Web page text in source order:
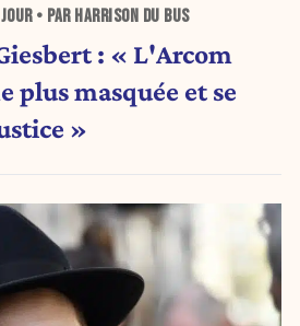
• PAR HARRISON DU BUS
: « L'Arcom
plus masquée et se
»